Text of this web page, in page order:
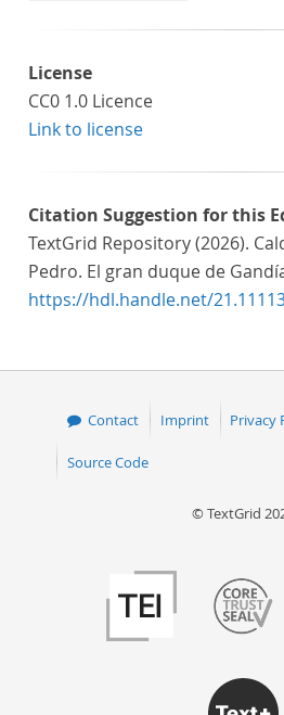
License
CC0 1.0 Licence
Link to license
Citation Suggestion for this
TextGrid Repository (2026).
Pedro. El gran duque de
https://hdl.handle.net/
Contact Imprint Privacy
Source Code
© TextGrid